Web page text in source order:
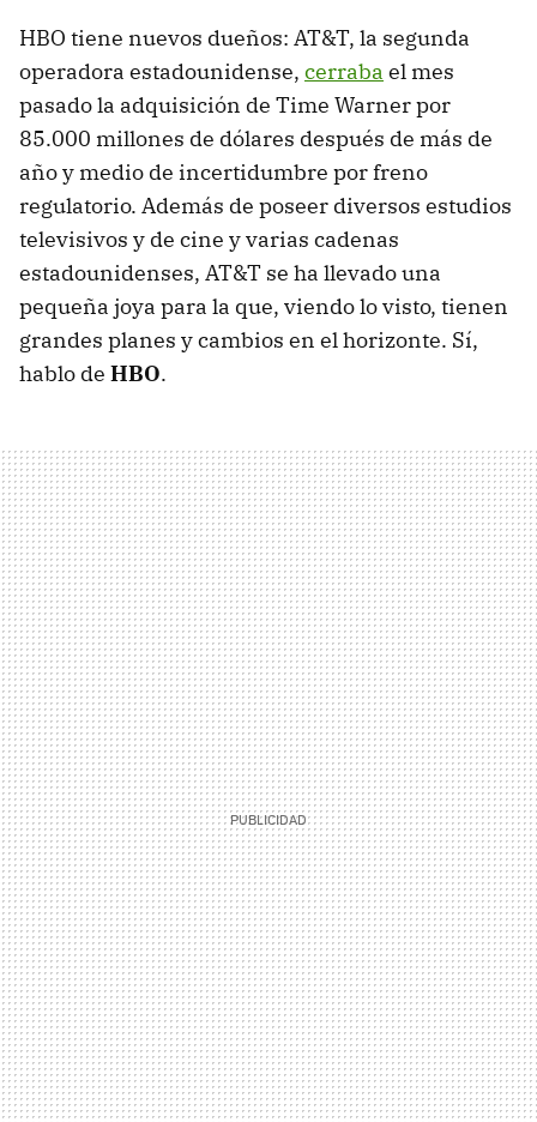
HBO tiene nuevos dueños: AT&T, la segunda
operadora estadounidense, cerraba el mes
pasado la adquisición de Time Warner por
85.000 millones de dólares después de más de
año y medio de incertidumbre por freno
regulatorio. Además de poseer diversos estudios
televisivos y de cine y varias cadenas
estadounidenses, AT&T se ha llevado una
pequeña joya para la que, viendo lo visto, tienen
grandes planes y cambios en el horizonte. Sí,
hablo de HBO.